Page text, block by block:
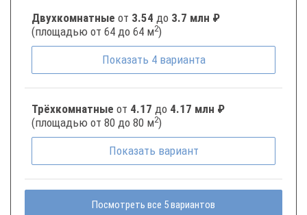
Двухкомнатные от 3.54 до 3.7 млн ₽
(площадью от 64 до 64 м2)
Показать 4 варианта
Трёхкомнатные от 4.17 до 4.17 млн ₽
(площадью от 80 до 80 м2)
Показать вариант
Посмотреть все 5 вариантов